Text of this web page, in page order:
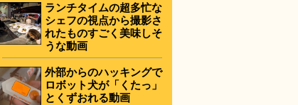
ランチタイムの超多忙な
シェフの視点から撮影さ
れたものすごく美味しそ
うな動画
外部からのハッキングで
ロボット犬が「くたっ」
とくずおれる動画